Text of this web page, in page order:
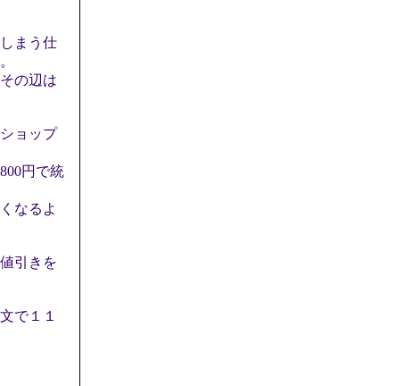
まう仕
の辺は
ョップ
円で統
なるよ
引きを
で１１